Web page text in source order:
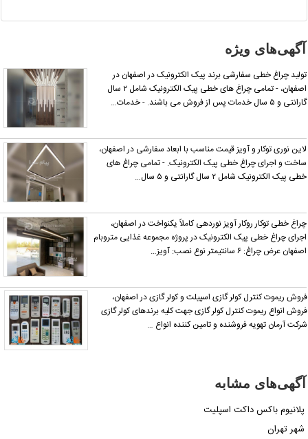
گزارش
دهید.
آگهی‌های ویژه
تولید چراغ خطی سفارشی برند پیک الکترونیک در اصفهان در
اصفهان، - تمامی چراغ های خطی پیک الکترونیک شامل ۲ سال
گارانتی و ۵ سال خدمات پس از فروش می باشند. - خدمات…
لاین نوری توکار و آویز قیمت مناسب با ابعاد سفارشی در اصفهان،
ساخت و اجرای چراغ خطی پیک الکترونیک. - تمامی چراغ های
خطی پیک الکترونیک شامل ۲ سال گارانتی و ۵ سال…
چراغ خطی توکار روکار آویز نوردهی کاملاً یکنواخت در اصفهان،
اجرای چراغ خطی پیک الکترونیک در پروژه مجموعه غذایی متروبام
اصفهان عرض چراغ: ۶ سانتیمتر نوع نصب: آویز…
ریموت کنترل کولر گازی اسپیلت و کولر گازی در اصفهان،
انواع ریموت کنترل کولر گازی جهت کلیه برندهای کولر گازی
آرمان تهویه فروشنده و تامین کننده انواع …
آگهی‌های مشابه
پلانیوم باکس داکت اسپلیت
شهر تهران